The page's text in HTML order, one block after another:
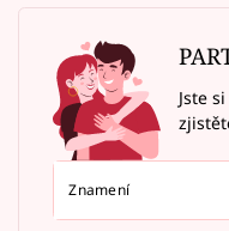
Jste